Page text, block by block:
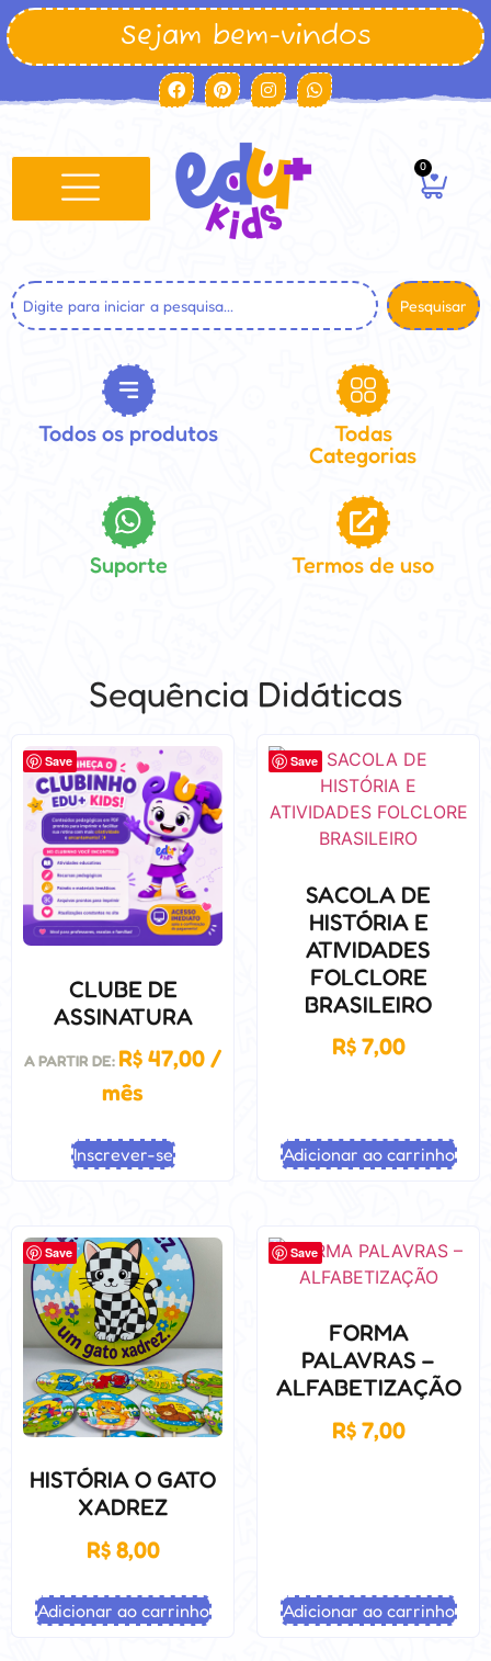
Sejam bem-vindos
0
Pesquisar
Todos os produtos
Todas
Categorias
Suporte Termos de uso
Sequência Didáticas
Save
CLUBE DE
ASSINATURA
A PARTIR DE: R$ 47,00 /
mês
Inscrever-se
Save
SACOLA DE
HISTÓRIA E
ATIVIDADES
FOLCLORE
BRASILEIRO
R$7,00
Adicionar ao carrinho
Save
HISTÓRIA O GATO
XADREZ
R$8,00
Adicionar ao carrinho
Save
FORMA
PALAVRAS –
ALFABETIZAÇÃO
R$7,00
Adicionar ao carrinho